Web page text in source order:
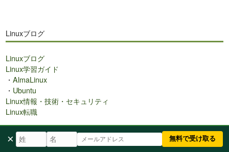
× 無料で受け取る
Linuxブログ
Linuxブログ
Linux学習ガイド
・AlmaLinux
・ Ubuntu
Linux情報・技術・セキュリティ
Linux転職